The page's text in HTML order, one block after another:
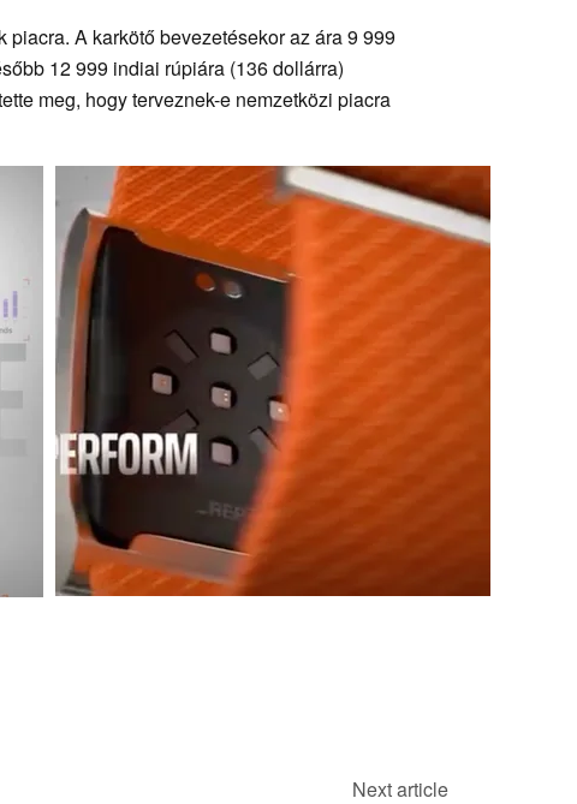
A karkötő bevezetésekor az ára 9 999
12 999 indiai rúpiára (136 dollárra)
meg, hogy terveznek-e nemzetközi piacra
Next article